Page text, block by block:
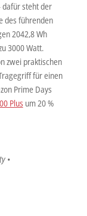
dafür steht der
des führenden
2042,8 Wh
3000 Watt.
zwei praktischen
für einen
Prime Days
Plus um 20 %
•